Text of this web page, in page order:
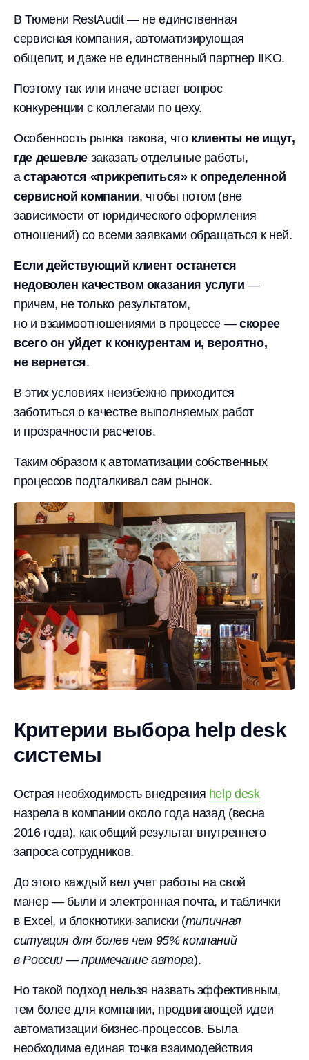
В Тюмени RestAudit — не единственная
сервисная компания, автоматизирующая
общепит, и даже не единственный партнер IIKO.
Поэтому так или иначе встает вопрос
конкуренции с коллегами по цеху.
Особенность рынка такова, что клиенты не ищут,
где дешевле заказать отдельные работы,
астараются «прикрепиться» к определенной
сервисной компании, чтобы потом (вне
зависимости от юридического оформления
отношений) со всеми заявками обращаться к ней.
Если действующий клиент останется
недоволен качеством оказания услуги —
причем, не только результатом,
но и взаимоотношениями в процессе —скорее
всего он уйдет к конкурентам и, вероятно,
не вернется.
В этих условиях неизбежно приходится
заботиться о качестве выполняемых работ
и прозрачности расчетов.
Таким образом к автоматизации собственных
процессов подталкивал сам рынок.
Критерии выбора help desk
системы
Острая необходимость внедрения help desk
назрела в компании около года назад (весна
2016 года), как общий результат внутреннего
запроса сотрудников.
До этого каждый вел учет работы на свой
манер — были и электронная почта, и таблички
в Excel, и блокнотики-записки (типичная
ситуация для более чем 95% компаний
в России — примечание автора).
Но такой подход нельзя назвать эффективным,
тем более для компании, продвигающей идеи
автоматизации бизнес-процессов. Была
необходима единая точка взаимодействия